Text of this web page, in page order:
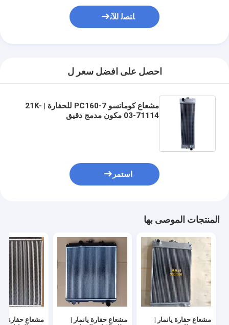
ﺎﺘﺼﻟ ﺍﻶﻧ
احصل على افضل سعر ل
مشعاع كوماتسو PC160-7 للحفارة | 21K-
03-71114 مكون مدمج دقيق
استمر
المنتجات الموصى بها
مشعاع حفارة يانمار |
مشعاع حفارة يانمار |
مشعاع حفارة